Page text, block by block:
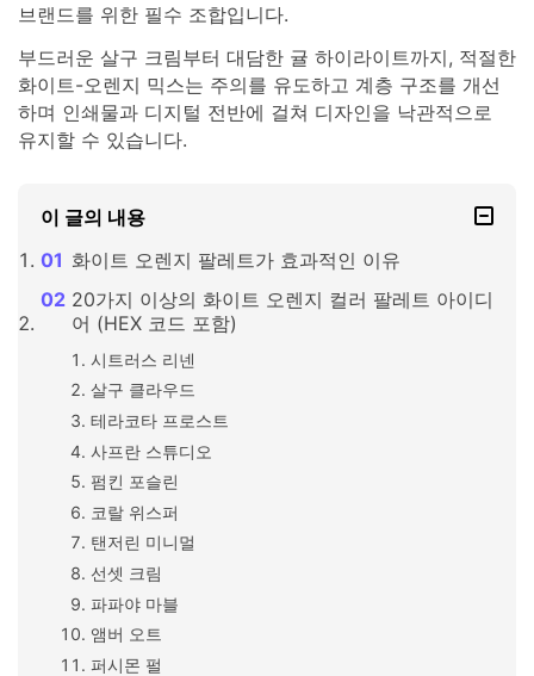
브랜드를 위한 필수 조합입니다.
부드러운 살구 크림부터 대담한 귤 하이라이트까지, 적절한
화이트-오렌지 믹스는 주의를 유도하고 계층 구조를 개선
하며 인쇄물과 디지털 전반에 걸쳐 디자인을 낙관적으로
유지할 수 있습니다.
이 글의 내용
화이트 오렌지 팔레트가 효과적인 이유
20가지 이상의 화이트 오렌지 컬러 팔레트 아이디
어 (HEX 코드 포함)
시트러스 리넨
살구 클라우드
테라코타 프로스트
사프란 스튜디오
펌킨 포슬린
코랄 위스퍼
탠저린 미니멀
선셋 크림
파파야 마블
앰버 오트
퍼시몬 펄